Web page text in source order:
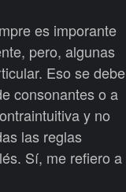
es imporante
pero, algunas
Eso se debe
consonantes o a
y no
las reglas
Sí, me refiero a